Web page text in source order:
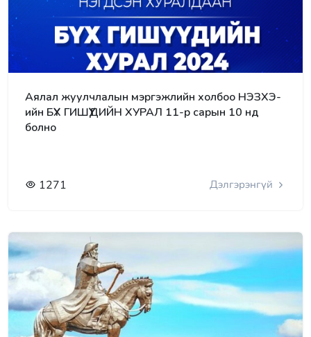
Аялал жуулчлалын мэргэжлийн холбоо НЭЗХЭ-
ийн БҮХ ГИШҮҮДИЙН ХУРАЛ 11-р сарын 10 нд
болно
1271 Дэлгэрэнгүй